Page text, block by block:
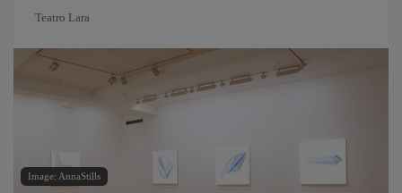
Teatro Lara
Image: AnnaStills